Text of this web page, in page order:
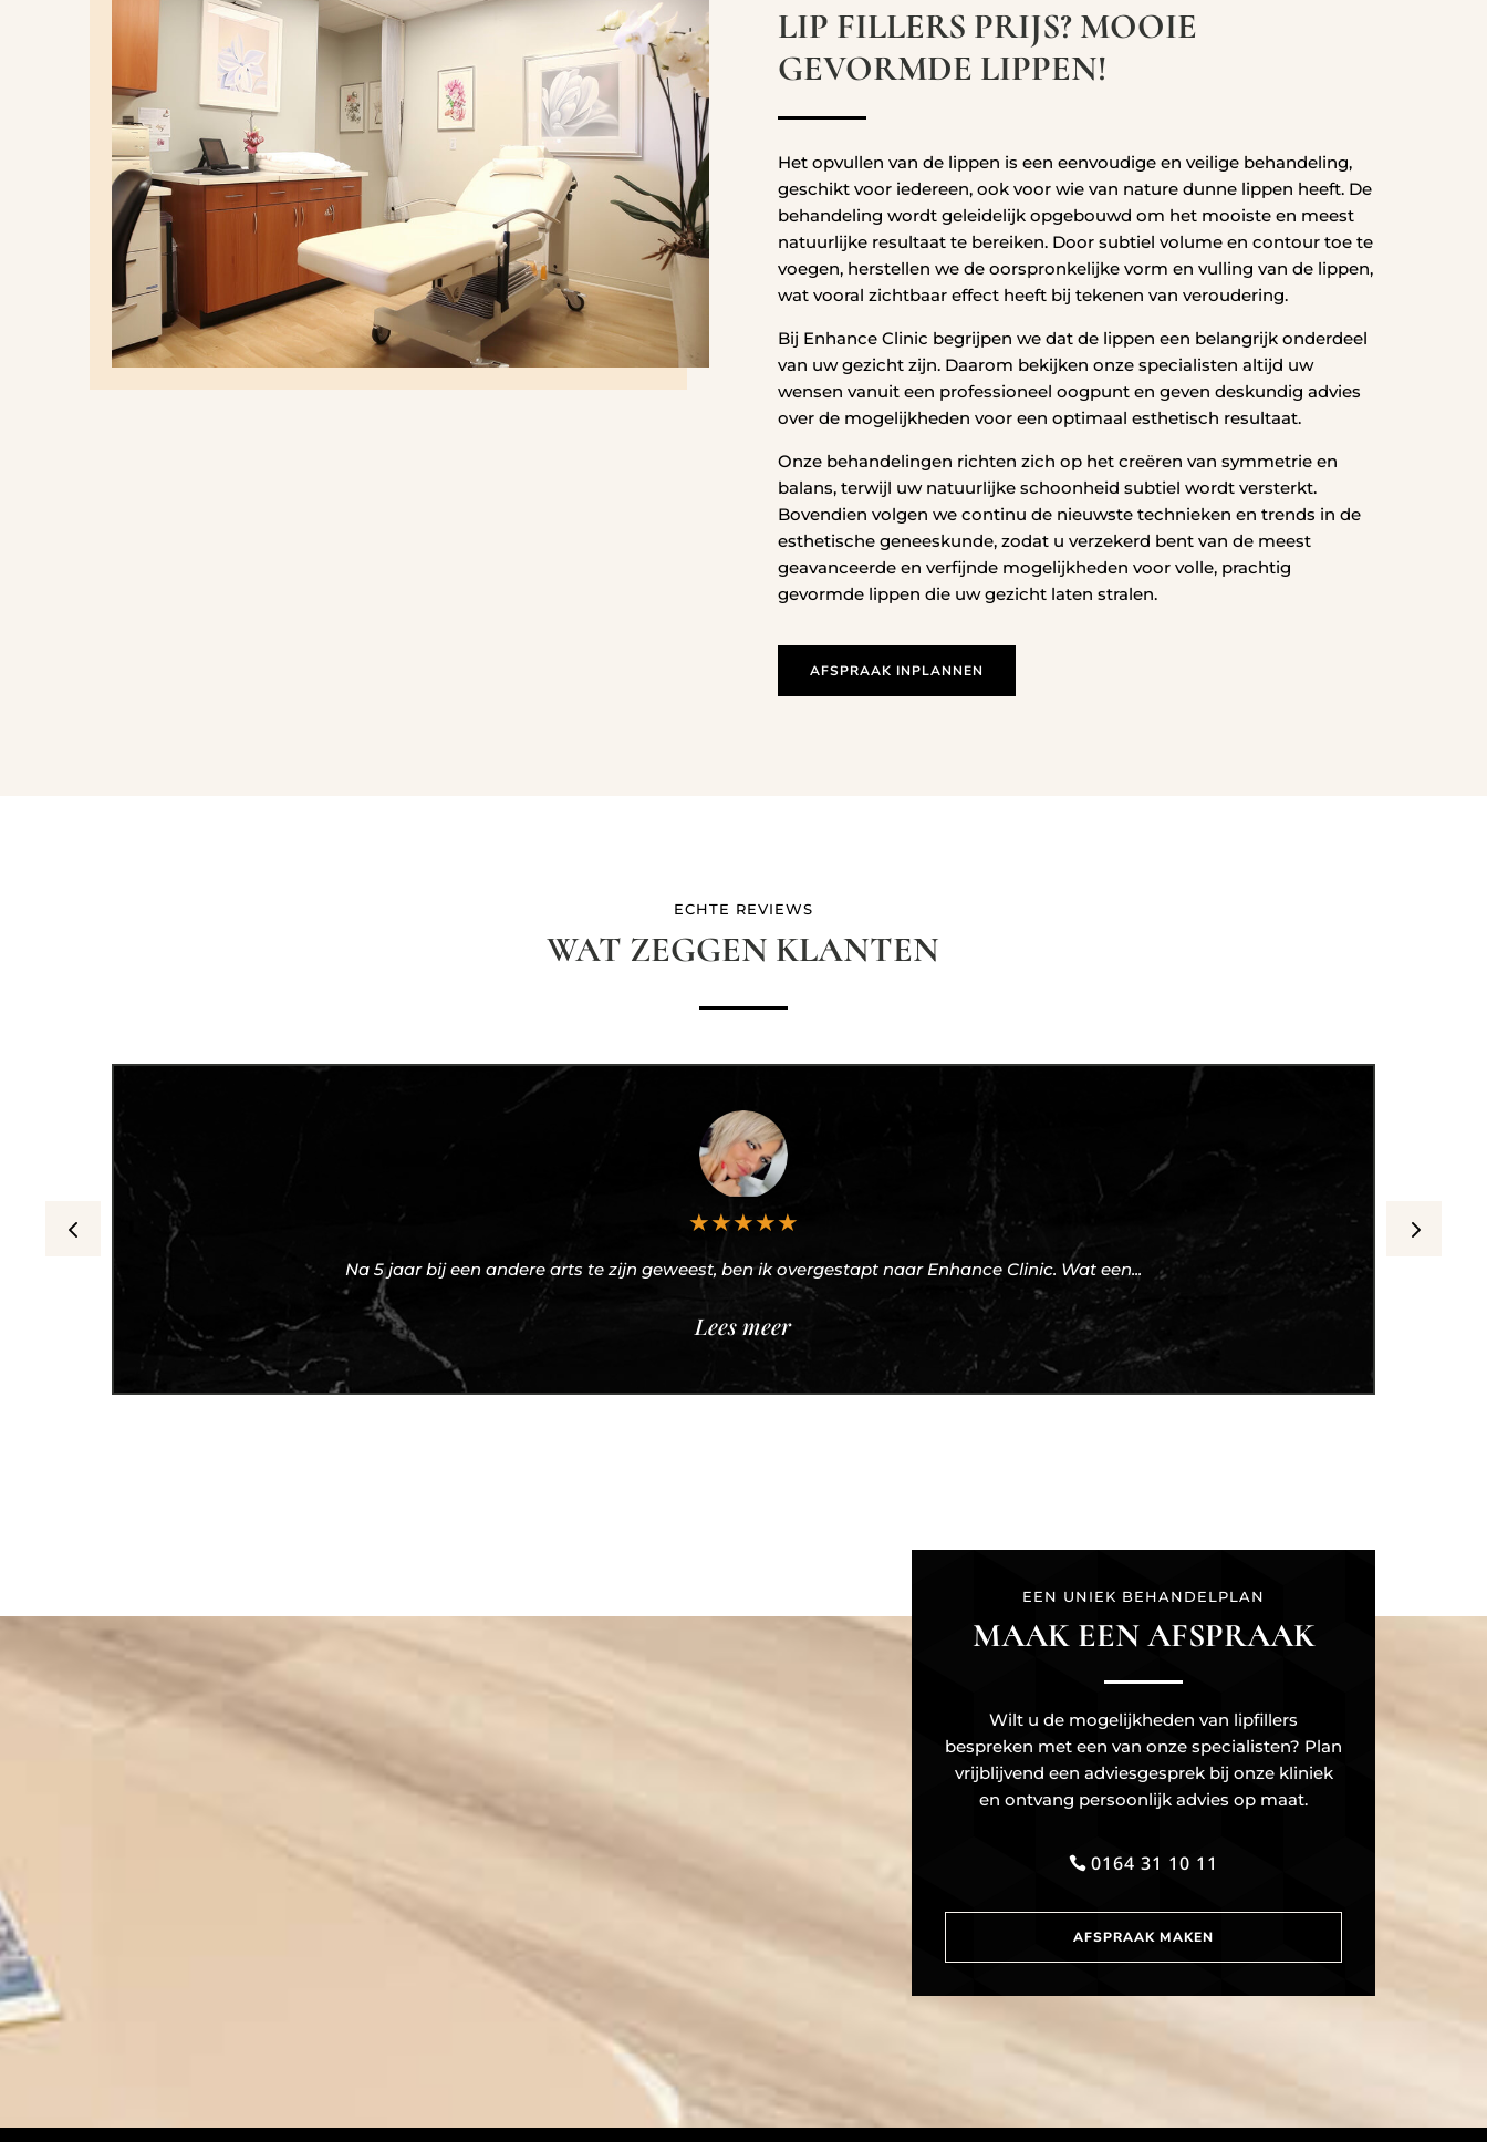
LIP FILLERS PRIJS? MOOIE
GEVORMDE LIPPEN!
Het opvullen van de lippen is een eenvoudige en veilige behandeling,
geschikt voor iedereen, ook voor wie van nature dunne lippen heeft. De
behandeling wordt geleidelijk opgebouwd om het mooiste en meest
natuurlijke resultaat te bereiken. Door subtiel volume en contour toe te
voegen, herstellen we de oorspronkelijke vorm en vulling van de lippen,
wat vooral zichtbaar effect heeft bij tekenen van veroudering.
Bij Enhance Clinic begrijpen we dat de lippen een belangrijk onderdeel
van uw gezicht zijn. Daarom bekijken onze specialisten altijd uw
wensen vanuit een professioneel oogpunt en geven deskundig advies
over de mogelijkheden voor een optimaal esthetisch resultaat.
Onze behandelingen richten zich op het creëren van symmetrie en
balans, terwijl uw natuurlijke schoonheid subtiel wordt versterkt.
Bovendien volgen we continu de nieuwste technieken en trends in de
esthetische geneeskunde, zodat u verzekerd bent van de meest
geavanceerde en verfijnde mogelijkheden voor volle, prachtig
gevormde lippen die uw gezicht laten stralen.
AFSPRAAK INPLANNEN
ECHTE REVIEWS
WAT ZEGGEN KLANTEN
★★★★★
Na 5 jaar bij een andere arts te zijn geweest, ben ik overgestapt naar Enhance Clinic. Wat een...
Lees meer
EEN UNIEK BEHANDELPLAN
MAAK EEN AFSPRAAK
Wilt u de mogelijkheden van lipfillers
bespreken met een van onze specialisten? Plan
vrijblijvend een adviesgesprek bij onze kliniek
en ontvang persoonlijk advies op maat.
0164 31 10 11
AFSPRAAK MAKEN